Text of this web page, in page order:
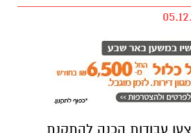
עבודות הכנה להתקנת
ברחוב סמילנסקי בעיר
להיסגר בצורה אוטומטית